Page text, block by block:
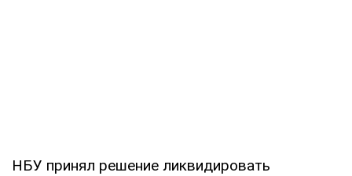
НБУ принял решение ликвидировать